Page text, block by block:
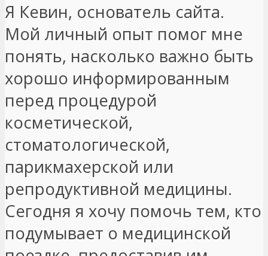
Я Кевин, основатель сайта.
Мой личный опыт помог мне
понять, насколько важно быть
хорошо информированным
перед процедурой
косметической,
стоматологической,
парикмахерской или
репродуктивной медицины.
Сегодня я хочу помочь тем, кто
подумывает о медицинской